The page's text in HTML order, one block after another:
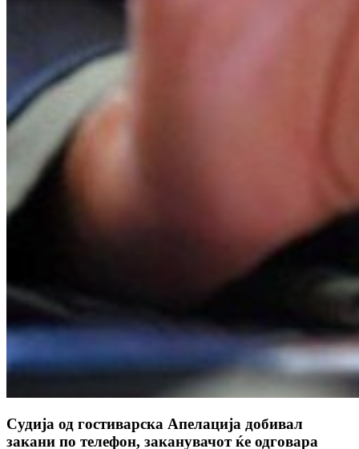
Судија од гостиварска Апелација добивал
закани по телефон, заканувачот ќе одговара